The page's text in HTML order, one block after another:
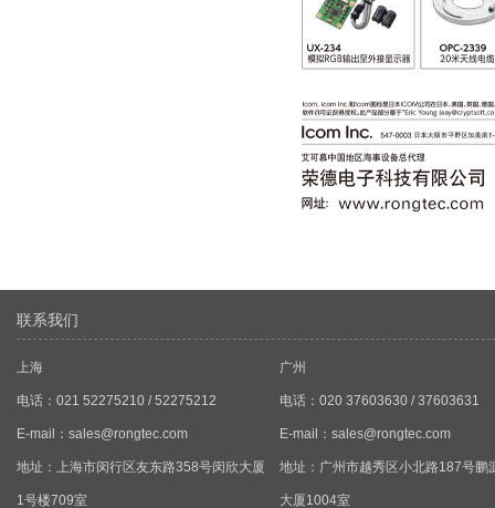
联系我们
上海
电话：021 52275210 / 52275212
E-mail： sales@rongtec.com
地址：上海市闵行区友东路358号闵欣大厦
1号楼709室
广州
电话：020 37603630 / 37603631
E-mail： sales@rongtec.com
地址：广州市越秀区小北路187号鹏
大厦1004室